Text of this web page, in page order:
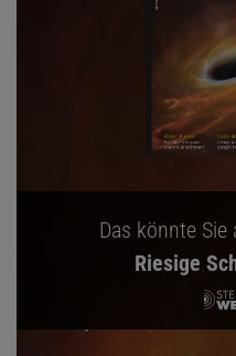
Das könnte
Riesige